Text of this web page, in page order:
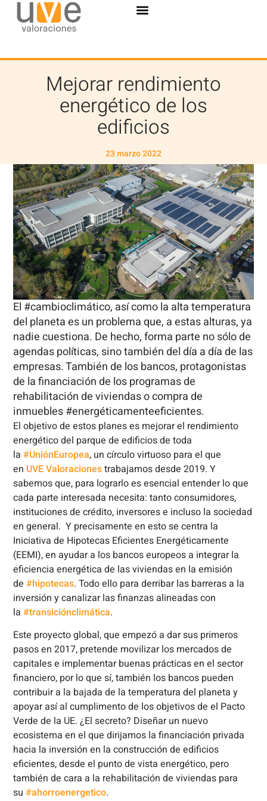
Mejorar rendimiento
energético de los
edificios
23 marzo 2022
El #cambioclimático, así como la alta temperatura
del planeta es un problema que, a estas alturas, ya
nadie cuestiona. De hecho, forma parte no sólo de
agendas políticas, sino también del día a día de las
empresas. También de los bancos, protagonistas
de la financiación de los programas de
rehabilitación de viviendas o compra de
inmuebles #energéticamenteeficientes.
El objetivo de estos planes es mejorar el rendimiento
energético del parque de edificios de toda
la#UniónEuropea, un círculo virtuoso para el que
en UVE Valoracionestrabajamos desde 2019. Y
sabemos que, para lograrlo es esencial entender lo que
cada parte interesada necesita: tanto consumidores,
instituciones de crédito, inversores e incluso la sociedad
en general. Y precisamente en esto se centra la
Iniciativa de Hipotecas Eficientes Energéticamente
(EEMI), en ayudar a los bancos europeos a integrar la
eficiencia energética de las viviendas en la emisión
de#hipotecas. Todo ello para derribar las barreras a la
inversión y canalizar las finanzas alineadas con
la#transiciónclimática.
Este proyecto global, que empezó a dar sus primeros
pasos en 2017, pretende movilizar los mercados de
capitales e implementar buenas prácticas en el sector
financiero, por lo que sí, también los bancos pueden
contribuir a la bajada de la temperatura del planeta y
apoyar así al cumplimento de los objetivos de el Pacto
Verde de la UE. ¿El secreto? Diseñar un nuevo
ecosistema en el que dirijamos la financiación privada
hacia la inversión en la construcción de edificios
eficientes, desde el punto de vista energético, pero
también de cara a la rehabilitación de viviendas para
su#ahorroenergetico.